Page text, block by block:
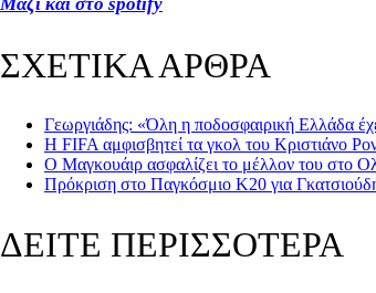
ΣΧΕΤΙΚΑ ΑΡΘΡΑ
Γεωργιάδης: «Όλη η ποδοσφαιρική Ελλάδα
H FIFA αμφισβητεί τα γκολ του Κριστιάνο
Ο Μαγκουάιρ ασφαλίζει το μέλλον του στο
Πρόκριση στο Παγκόσμιο Κ20 για
ΔΕΙΤΕ ΠΕΡΙΣΣΟΤΕΡΑ